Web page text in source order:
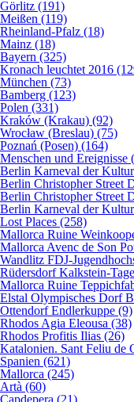
Görlitz (191)
Meißen (119)
Rheinland-Pfalz (18)
Mainz (18)
Bayern (325)
Kronach leuchtet 2016
München (73)
Bamberg (123)
Polen (331)
Kraków (Krakau) (92)
Wrocław (Breslau) (75)
Poznań (Posen) (164)
Menschen und Ereignisse
Berlin Karneval der
Berlin Christopher Street
Berlin Christopher Street
Berlin Karneval der
Lost Places (258)
Mallorca Ruine
Mallorca Avenc de Son
Wandlitz FDJ-
Rüdersdorf Kalkstein-
Mallorca Ruine
Elstal Olympisches Dorf
Ottendorf Endlerkuppe (9)
Rhodos Agia Eleousa (38)
Rhodos Profitis Ilias (26)
Katalonien. Sant Feliu de
Spanien (621)
Mallorca (245)
Artà (60)
Capdepera (21)